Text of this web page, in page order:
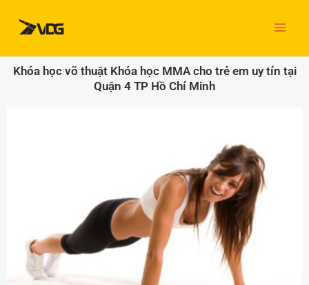
dung
Khóa học võ thuật Khóa học MMA cho trẻ em uy tín tại
Quận 4 TP Hồ Chí Minh